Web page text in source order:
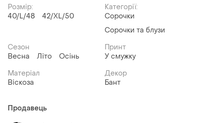
Розмір:
40/L/48
42/XL/50
Категорії:
Сорочки
Сорочки та блузи
Сезон
Весна
Літо Осінь
Принт
У смужку
Матеріал
Віскоза
Декор
Бант
Продавець